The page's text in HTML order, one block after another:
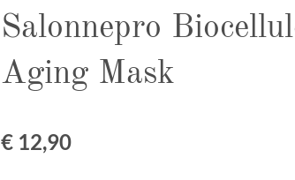
Salonnepro
Aging Mask
€ 12,90